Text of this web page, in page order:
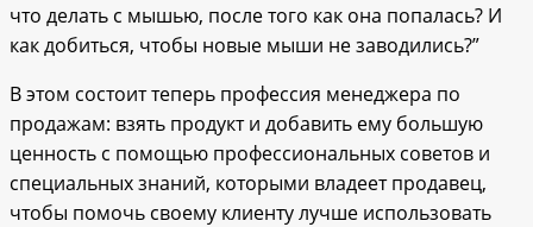
что делать с мышью, после того как она попалась? И
как добиться, чтобы новые мыши не заводились?”
В этом состоит теперь профессия менеджера по
продажам: взять продукт и добавить ему большую
ценность с помощью профессиональных советов и
специальных знаний, которыми владеет продавец,
чтобы помочь своему клиенту лучше использовать